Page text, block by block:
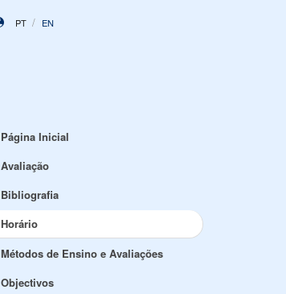
PT EN
Página Inicial
Avaliação
Bibliografia
Horário
Métodos de Ensino e Avaliações
Objectivos